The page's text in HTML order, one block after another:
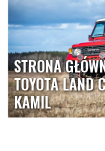
STRONA
TOYOTA LAND
KAMIL